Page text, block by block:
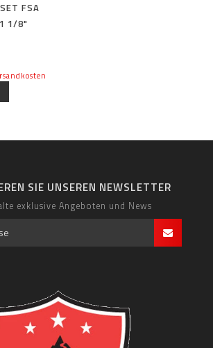
FSA
1 1/8"
SIE UNSEREN NEWSLETTER
exklusive Angeboten und News